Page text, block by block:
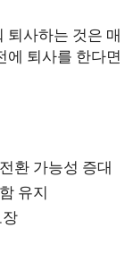
퇴사하는 것은 매
에 퇴사를 한다면
환 가능성 증대
유지